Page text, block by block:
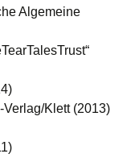
Algemeine
Verlag/Klett (2013)